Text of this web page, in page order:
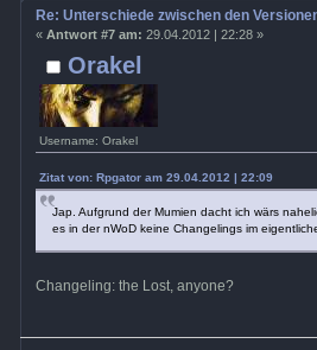
Orakel
Username: Orakel
Re: Unterschiede zwischen den
« Antwort #7 am: 29.04.2012 | 22:28 »
Zitat von: Rpgator am 29.04.2012 | 22:09
Jap. Aufgrund der Mumien dacht ich wärs
es in der nWoD keine Changelings im
Changeling: the Lost, anyone?